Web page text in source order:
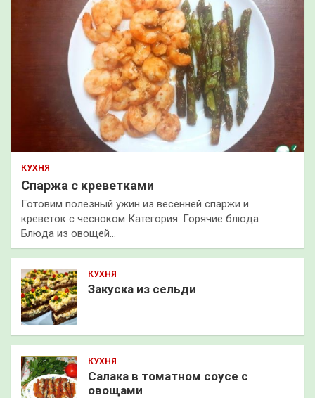
КУХНЯ
Спаржа с креветками
Готовим полезный ужин из весенней спаржи и
креветок с чесноком Категория: Горячие блюда
Блюда из овощей…
КУХНЯ
Закуска из сельди
КУХНЯ
Салака в томатном соусе с
овощами